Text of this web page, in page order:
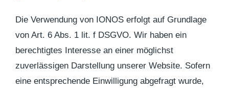
Die Verwendung von IONOS erfolgt auf Grundlage
von Art. 6 Abs. 1 lit. f DSGVO. Wir haben ein
berechtigtes Interesse an einer möglichst
zuverlässigen Darstellung unserer Website. Sofern
eine entsprechende Einwilligung abgefragt wurde,